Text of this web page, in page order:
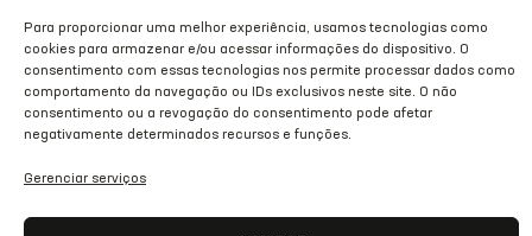
Para proporcionar uma melhor experiência, usamos tecnologias como
cookies para armazenar e/ou acessar informações do dispositivo. O
consentimento com essas tecnologias nos permite processar dados como
comportamento da navegação ou IDs exclusivos neste site. O não
consentimento ou a revogação do consentimento pode afetar
negativamente determinados recursos e funções.
Gerenciar serviços